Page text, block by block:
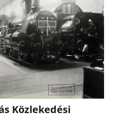
Közlekedési